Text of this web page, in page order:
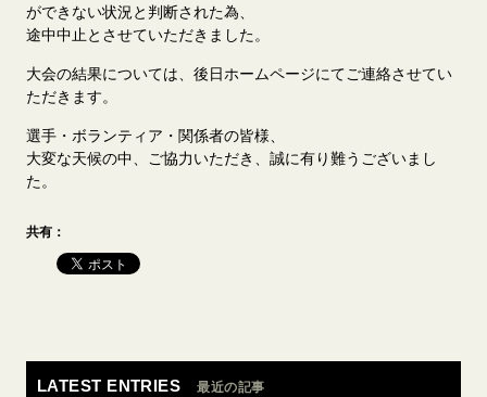
ができない状況と判断された為、
途中中止とさせていただきました。
大会の結果については、後日ホームページにてご連絡させてい
ただきます。
選手・ボランティア・関係者の皆様、
大変な天候の中、ご協力いただき、誠に有り難うございまし
た。
共有：
LATEST ENTRIES 最近の記事